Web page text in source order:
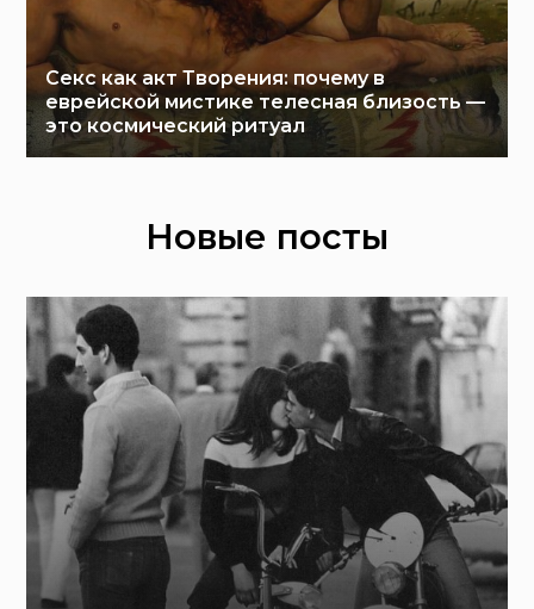
Секс как акт Творения: почему в
еврейской мистике телесная близость —
это космический ритуал
Новые посты